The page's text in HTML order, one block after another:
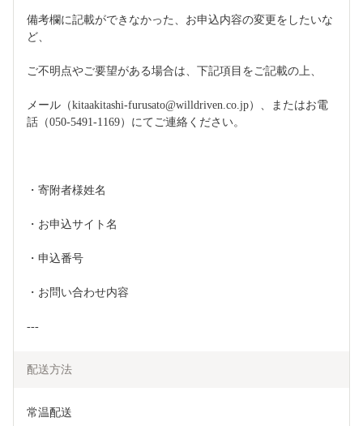
備考欄に記載ができなかった、お申込内容の変更をしたいな
ど、
ご不明点やご要望がある場合は、下記項目をご記載の上、
メール（kitaakitashi-furusato@willdriven.co.jp）、またはお電
話（050-5491-1169）にてご連絡ください。
・寄附者様姓名
・お申込サイト名
・申込番号
・お問い合わせ内容
---
配送方法
常温配送